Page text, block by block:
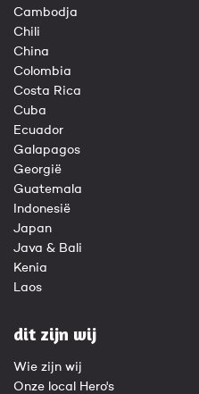
Cambodja
Chili
China
Colombia
Costa Rica
Cuba
Ecuador
Galapagos
Georgië
Guatemala
Indonesië
Japan
Java & Bali
Kenia
Laos
dit zijn wij
Wie zijn wij
Onze local Hero's